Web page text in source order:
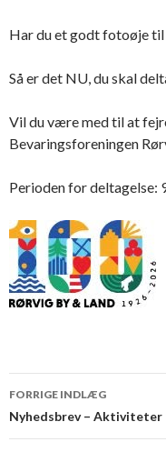
Har du et godt fotoøje til
Så er det NU, du skal
Vil du være med til at
Bevaringsforeningen
Perioden for deltagelse:
FORRIGE INDLÆG
Nyhedsbrev –